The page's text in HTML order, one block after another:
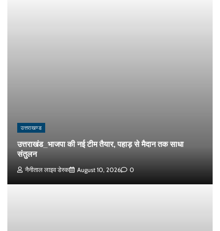
उत्तराखण्ड
उत्तराखंड_भाजपा की नई टीम तैयार, पहाड़ से मैदान तक साधा
संतुलन
नैनीताल लाइव डेस्क August 10, 2026 0